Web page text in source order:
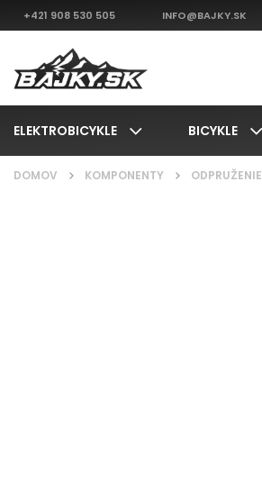
+421 908 530 505 INFO@BAJKY.SK
ELEKTROBICYKLE BICYKLE
DOMOV / KOMPONENTY / ODPRUŽENIE